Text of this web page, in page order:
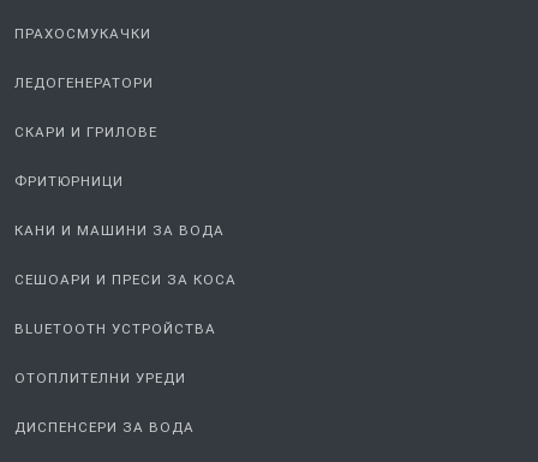
ПРАХОСМУКАЧКИ
ЛЕДОГЕНЕРАТОРИ
СКАРИ И ГРИЛОВЕ
ФРИТЮРНИЦИ
КАНИ И МАШИНИ ЗА ВОДА
СЕШОАРИ И ПРЕСИ ЗА КОСА
BLUETOOTH УСТРОЙСТВА
ОТОПЛИТЕЛНИ УРЕДИ
ДИСПЕНСЕРИ ЗА ВОДА